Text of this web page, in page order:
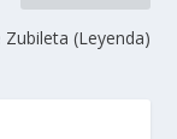
Zubileta (Leyenda)